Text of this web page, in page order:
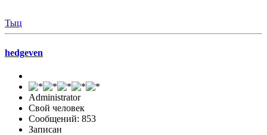
Тыц
hedgeven
Administrator
Свой человек
Сообщений: 853
Записан